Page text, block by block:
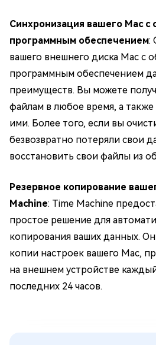
Синхронизация вашего Mac с
программным обеспечением:
вашего внешнего диска Mac с
программным обеспечением
преимуществ. Вы можете
файлам в любое время, а
ими. Более того, если вы
безвозвратно потеряли свои
восстановить свои файлы из
Резервное копирование
Machine: Time Machine
простое решение для
копирования ваших данных.
копии настроек вашего Mac,
на внешнем устройстве
последних 24 часов.